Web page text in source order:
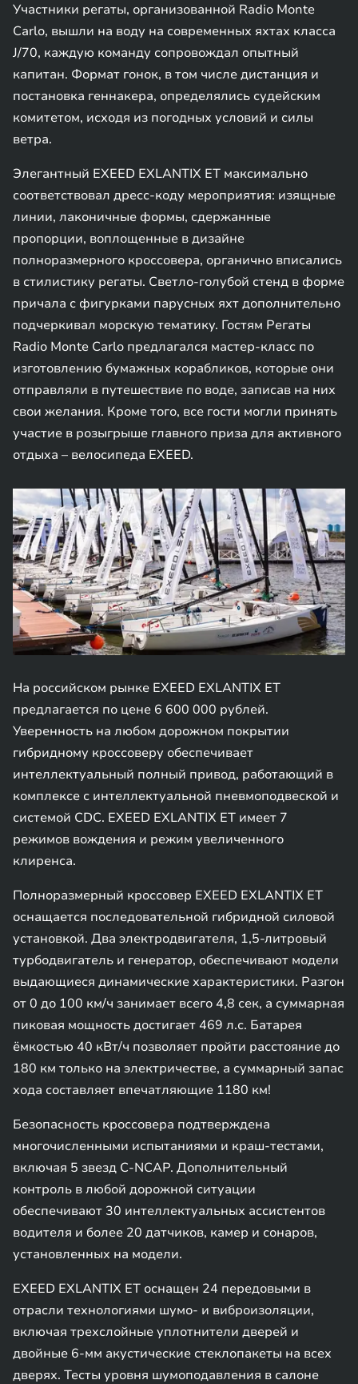
Участники регаты, организованной Radio Monte
Carlo, вышли на воду на современных яхтах класса
J/70, каждую команду сопровождал опытный
капитан. Формат гонок, в том числе дистанция и
постановка геннакера, определялись судейским
комитетом, исходя из погодных условий и силы
ветра.
Элегантный EXEED EXLANTIX EТ максимально
соответствовал дресс-коду мероприятия: изящные
линии, лаконичные формы, сдержанные
пропорции, воплощенные в дизайне
полноразмерного кроссовера, органично вписались
в стилистику регаты. Светло-голубой стенд в форме
причала с фигурками парусных яхт дополнительно
подчеркивал морскую тематику. Гостям Регаты
Radio Monte Carlo предлагался мастер-класс по
изготовлению бумажных корабликов, которые они
отправляли в путешествие по воде, записав на них
свои желания. Кроме того, все гости могли принять
участие в розыгрыше главного приза для активного
отдыха – велосипеда EXEED.
На российском рынке EXEED EXLANTIX ET
предлагается по цене 6 600 000 рублей.
Уверенность на любом дорожном покрытии
гибридному кроссоверу обеспечивает
интеллектуальный полный привод, работающий в
комплексе с интеллектуальной пневмоподвеской и
системой CDC. EXEED EXLANTIX ET имеет 7
режимов вождения и режим увеличенного
клиренса.
Полноразмерный кроссовер EXEED EXLANTIX ET
оснащается последовательной гибридной силовой
установкой. Два электродвигателя, 1,5-литровый
турбодвигатель и генератор, обеспечивают модели
выдающиеся динамические характеристики. Разгон
от 0 до 100 км/ч занимает всего 4,8 сек, а суммарная
пиковая мощность достигает 469 л.с. Батарея
ёмкостью 40 кВт/ч позволяет пройти расстояние до
180 км только на электричестве, а суммарный запас
хода составляет впечатляющие 1180 км!
Безопасность кроссовера подтверждена
многочисленными испытаниями и краш-тестами,
включая 5 звезд C-NCAP. Дополнительный
контроль в любой дорожной ситуации
обеспечивают 30 интеллектуальных ассистентов
водителя и более 20 датчиков, камер и сонаров,
установленных на модели.
EXEED EXLANTIX ET оснащен 24 передовыми в
отрасли технологиями шумо- и виброизоляции,
включая трехслойные уплотнители дверей и
двойные 6-мм акустические стеклопакеты на всех
дверях. Тесты уровня шумоподавления в салоне